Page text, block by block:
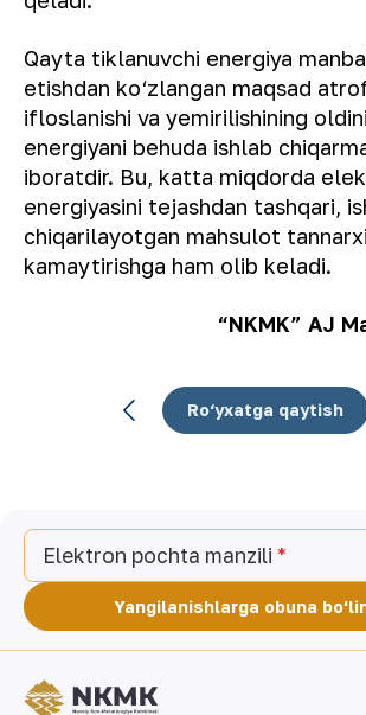
Qayta tiklanuvchi energiya
etishdan ko‘zlangan maqsad
ifloslanishi va yemirilishining
energiyani behuda ishlab
iboratdir. Bu, katta miqdorda
energiyasini tejashdan tashqari,
chiqarilayotgan mahsulot
kamaytirishga ham olib keladi.
“NKMK” AJ
Ro‘yxatga qaytish
Elektron pochta manzili
Yangilanishlarga obuna